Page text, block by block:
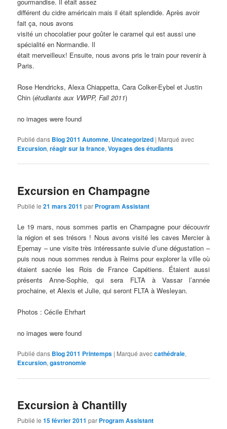
différent du cidre américain mais il était splendide. Après avoir
fait ça, nous avons
visité un chocolatier pour goûter le caramel qui est aussi une
spécialité en Normandie. Il
était merveilleux! Ensuite, nous avons pris le train pour revenir à
Paris.
Rose Hendricks, Alexa Chiappetta, Cara Colker-Eybel et Justin
Chin (étudiants aux VWPP, Fall 2011)
no images were found
Publié dans Blog 2011 Automne, Uncategorized | Marqué avec
Excursion,réagir sur la france,Voyages des étudiants
Excursion en Champagne
Publié le21 mars 2011 par Program Assistant
Le 19 mars, nous sommes partis en Champagne pour découvrir
la région et ses trésors ! Nous avons visité les caves Mercier à
Epernay – une visite très intéressante suivie d’une dégustation –
puis nous nous sommes rendus à Reims pour explorer la ville où
étaient sacrée les Rois de France Capétiens. Étaient aussi
présents Anne-Sophie, qui sera FLTA à Vassar l’année
prochaine, et Alexis et Julie, qui seront FLTA à Wesleyan.
Photos : Cécile Ehrhart
no images were found
Publié dans Blog 2011 Printemps | Marqué aveccathédrale,
Excursion,gastronomie
Excursion à Chantilly
Publié le15 février 2011 par Program Assistant